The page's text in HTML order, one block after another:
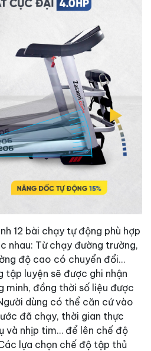
12 bài chạy tự động phù hợp
nhau: Từ chạy đường trường,
độ cao có chuyển đổi…
luyện sẽ được ghi nhận
minh, đồng thời số liệu được
dùng có thể căn cứ vào
đã chạy, thời gian thực
và nhịp tim… để lên chế độ
lựa chọn chế độ tập thủ